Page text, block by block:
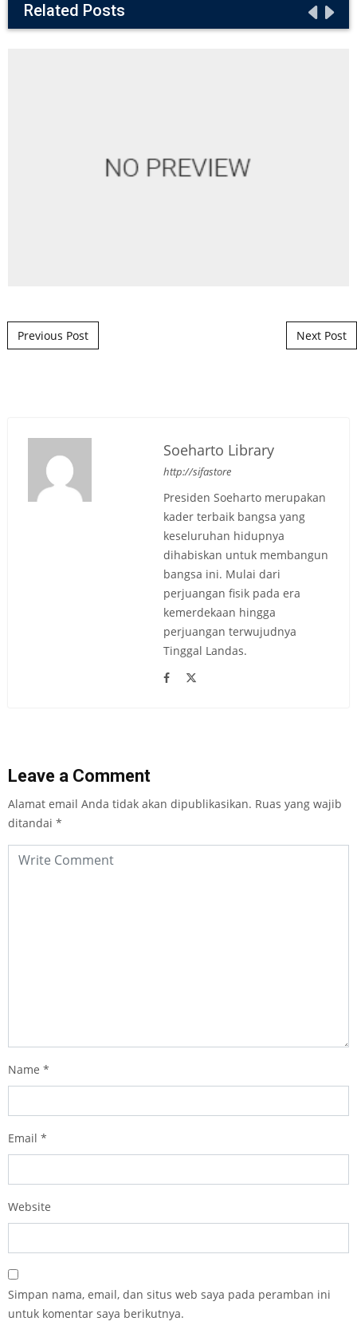
Related Posts
Post navigation
Previous Post Next Post
Soeharto Library
http://sifastore
Presiden Soeharto merupakan
kader terbaik bangsa yang
keseluruhan hidupnya
dihabiskan untuk membangun
bangsa ini. Mulai dari
perjuangan fisik pada era
kemerdekaan hingga
perjuangan terwujudnya
Tinggal Landas.
Leave a Comment
Alamat email Anda tidak akan dipublikasikan. Ruas yang wajib
ditandai *
Name *
Email *
Website
Simpan nama, email, dan situs web saya pada peramban ini
untuk komentar saya berikutnya.